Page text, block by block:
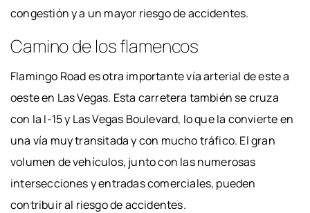
congestión y a un mayor riesgo de accidentes.
Camino de los flamencos
Flamingo Road es otra importante vía arterial de este a
oeste en Las Vegas. Esta carretera también se cruza
con la I-15 y Las Vegas Boulevard, lo que la convierte en
una vía muy transitada y con mucho tráfico. El gran
volumen de vehículos, junto con las numerosas
intersecciones y entradas comerciales, pueden
contribuir al riesgo de accidentes.